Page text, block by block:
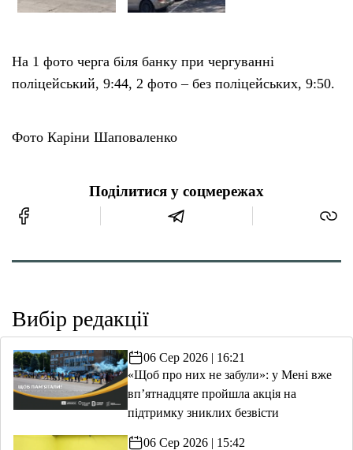
На 1 фото черга біля банку при чергуванні
поліцейський, 9:44, 2 фото – без поліцейських, 9:50.
Фото Каріни Шаповаленко
Поділитися у соцмережах
Вибір редакції
06 Сер 2026 | 16:21
«Щоб про них не забули»: у Мені вже
вп’ятнадцяте пройшла акція на
підтримку зниклих безвісти
06 Сер 2026 | 15:42